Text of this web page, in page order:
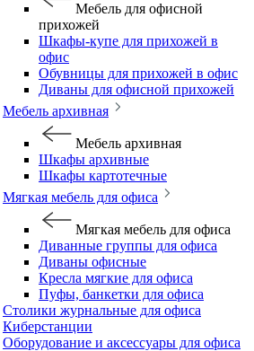
Мебель для офисной
прихожей
Шкафы-купе для прихожей в
офис
Обувницы для прихожей в офис
Диваны для офисной прихожей
Мебель архивная
Мебель архивная
Шкафы архивные
Шкафы картотечные
Мягкая мебель для офиса
Мягкая мебель для офиса
Диванные группы для офиса
Диваны офисные
Кресла мягкие для офиса
Пуфы, банкетки для офиса
Столики журнальные для офиса
Киберстанции
Оборудование и аксессуары для офиса